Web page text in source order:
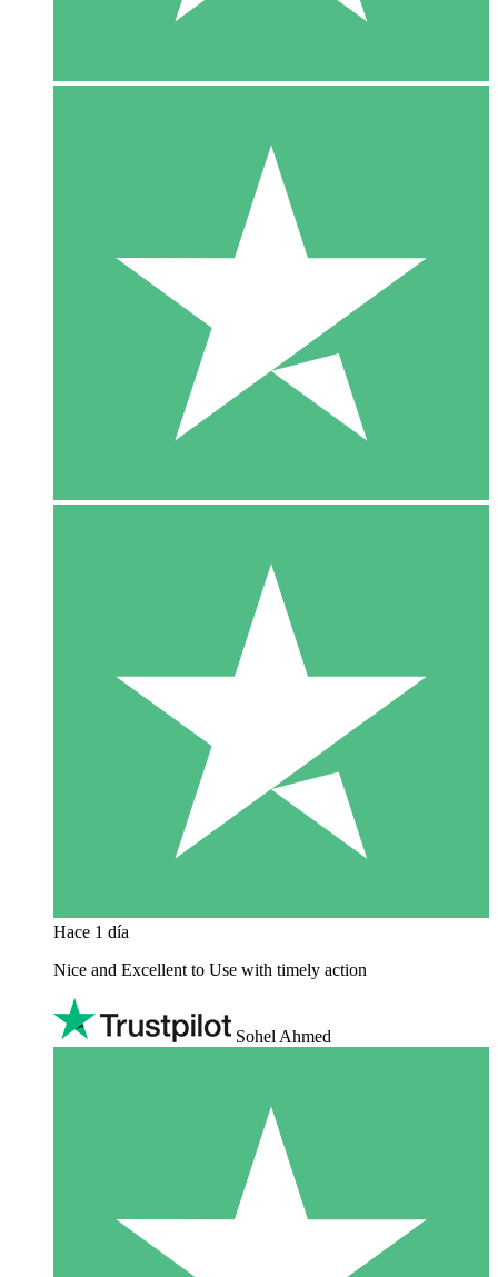
Hace 1 día
Nice and Excellent to Use with timely action
Sohel Ahmed